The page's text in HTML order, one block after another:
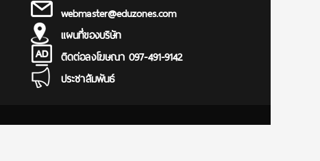
webmaster@eduzones.com
แผนที่ของบริษัท
ติดต่อลงโฆษณา 097-491-9142
ประชาสัมพันธ์